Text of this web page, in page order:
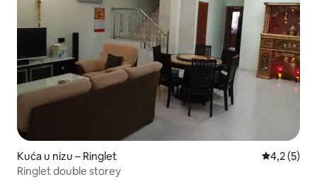
Kuća u nizu – Ringlet Prosječna
4,2 (5)
Ringlet double storey